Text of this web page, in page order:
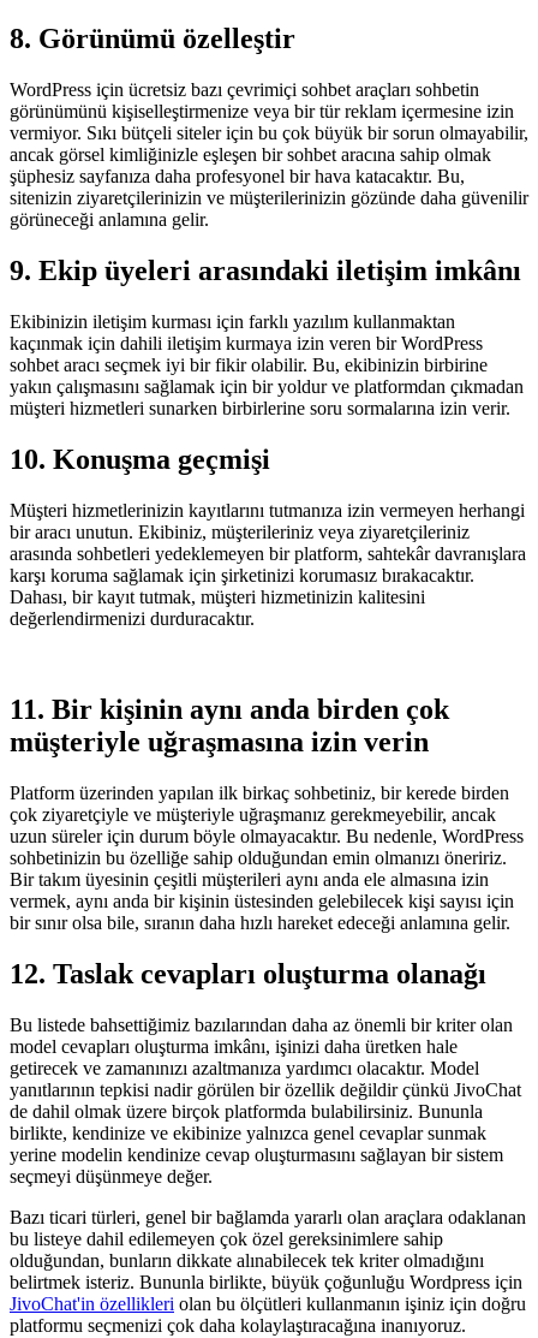
8. Görünümü özelleştir
WordPress için ücretsiz bazı çevrimiçi sohbet araçları sohbetin
görünümünü kişiselleştirmenize veya bir tür reklam içermesine izin
vermiyor. Sıkı bütçeli siteler için bu çok büyük bir sorun olmayabilir,
ancak görsel kimliğinizle eşleşen bir sohbet aracına sahip olmak
şüphesiz sayfanıza daha profesyonel bir hava katacaktır. Bu,
sitenizin ziyaretçilerinizin ve müşterilerinizin gözünde daha güvenilir
görüneceği anlamına gelir.
9. Ekip üyeleri arasındaki iletişim imkânı
Ekibinizin iletişim kurması için farklı yazılım kullanmaktan
kaçınmak için dahili iletişim kurmaya izin veren bir WordPress
sohbet aracı seçmek iyi bir fikir olabilir. Bu, ekibinizin birbirine
yakın çalışmasını sağlamak için bir yoldur ve platformdan çıkmadan
müşteri hizmetleri sunarken birbirlerine soru sormalarına izin verir.
10. Konuşma geçmişi
Müşteri hizmetlerinizin kayıtlarını tutmanıza izin vermeyen herhangi
bir aracı unutun. Ekibiniz, müşterileriniz veya ziyaretçileriniz
arasında sohbetleri yedeklemeyen bir platform, sahtekâr davranışlara
karşı koruma sağlamak için şirketinizi korumasız bırakacaktır.
Dahası, bir kayıt tutmak, müşteri hizmetinizin kalitesini
değerlendirmenizi durduracaktır.
11. Bir kişinin aynı anda birden çok
müşteriyle uğraşmasına izin verin
Platform üzerinden yapılan ilk birkaç sohbetiniz, bir kerede birden
çok ziyaretçiyle ve müşteriyle uğraşmanız gerekmeyebilir, ancak
uzun süreler için durum böyle olmayacaktır. Bu nedenle, WordPress
sohbetinizin bu özelliğe sahip olduğundan emin olmanızı öneririz.
Bir takım üyesinin çeşitli müşterileri aynı anda ele almasına izin
vermek, aynı anda bir kişinin üstesinden gelebilecek kişi sayısı için
bir sınır olsa bile, sıranın daha hızlı hareket edeceği anlamına gelir.
12. Taslak cevapları oluşturma olanağı
Bu listede bahsettiğimiz bazılarından daha az önemli bir kriter olan
model cevapları oluşturma imkânı, işinizi daha üretken hale
getirecek ve zamanınızı azaltmanıza yardımcı olacaktır. Model
yanıtlarının tepkisi nadir görülen bir özellik değildir çünkü JivoChat
de dahil olmak üzere birçok platformda bulabilirsiniz. Bununla
birlikte, kendinize ve ekibinize yalnızca genel cevaplar sunmak
yerine modelin kendinize cevap oluşturmasını sağlayan bir sistem
seçmeyi düşünmeye değer.
Bazı ticari türleri, genel bir bağlamda yararlı olan araçlara odaklanan
bu listeye dahil edilemeyen çok özel gereksinimlere sahip
olduğundan, bunların dikkate alınabilecek tek kriter olmadığını
belirtmek isteriz. Bununla birlikte, büyük çoğunluğu Wordpress için
JivoChat'in özellikleri olan bu ölçütleri kullanmanın işiniz için doğru
platformu seçmenizi çok daha kolaylaştıracağına inanıyoruz.